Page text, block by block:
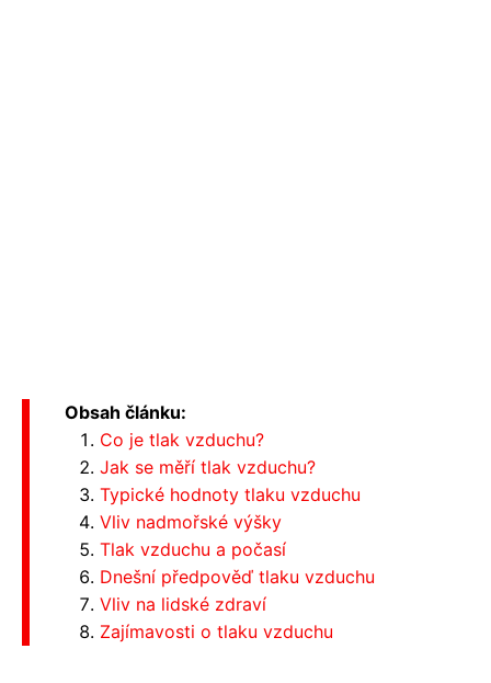
Obsah článku:
Co je tlak vzduchu?
Jak se měří tlak vzduchu?
Typické hodnoty tlaku vzduchu
Vliv nadmořské výšky
Tlak vzduchu a počasí
Dnešní předpověď tlaku vzduchu
Vliv na lidské zdraví
Zajímavosti o tlaku vzduchu